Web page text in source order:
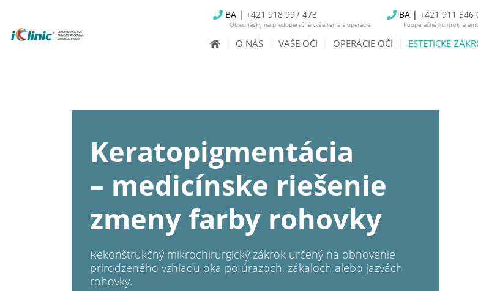
BA | +421 918 997 473
Objednávky na predoperačné vyšetrenia a operácie
BA | +421 911 546
Pooperačné kontroly a
O NÁS VAŠE OČI OPERÁCIE OČÍ ESTETICKÉ
Keratopigmentácia
– medicínske riešenie
zmeny farby rohovky
Rekonštrukčný mikrochirurgický zákrok určený na obnovenie
prirodzeného vzhľadu oka po úrazoch, zákaloch alebo jazvách
rohovky.